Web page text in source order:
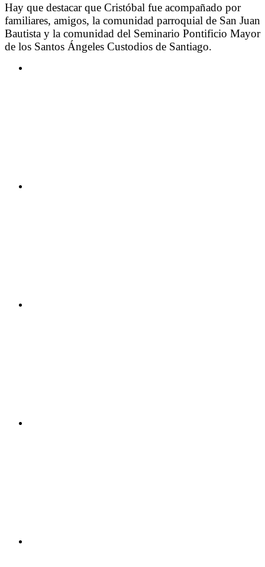
Hay que destacar que Cristóbal fue acompañado por
familiares, amigos, la comunidad parroquial de San Juan
Bautista y la comunidad del Seminario Pontificio Mayor
de los Santos Ángeles Custodios de Santiago.